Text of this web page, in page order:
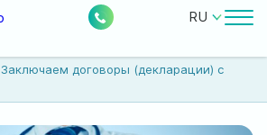
RU
Заключаем договоры (декларации) с